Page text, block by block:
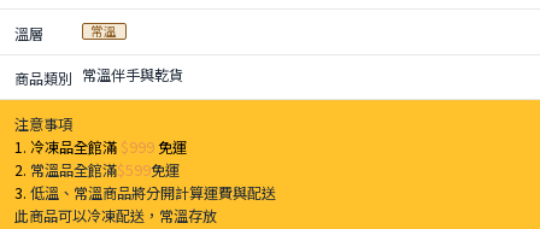
溫層 常溫
商品類別 常溫伴手與乾貨
注意事項
1. 冷凍品全館滿 $999免運
2. 常溫品全館滿$599免運
3.低溫、常溫商品將分開計算運費與配送
此商品可以冷凍配送，常溫存放